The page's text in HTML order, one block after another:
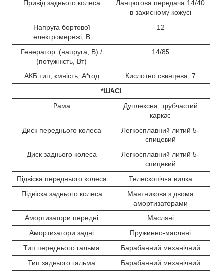
Привід заднього колеса
Ланцюгова передача 14/40
в захисному кожусі
Напруга бортової
електромережі, В
12
Генератор, (напруга, В) /
(потужність, Вт)
14/85
АКБ тип, ємність, А*год
Кислотно свинцева, 7
*ШАСІ
Рама
Дуплексна, трубчастий
каркас
Диск переднього колеса
Легкосплавний литий 5-
спицевий
Диск заднього колеса
Легкосплавний литий 5-
спицевий
Підвіска переднього колеса
Телескопічна вилка
Підвіска заднього колеса
Маятникова з двома
амортизаторами
Амортизатори передні
Масляні
Амортизатори задні
Пружинно-масляні
Тип переднього гальма
Барабанний механічний
Тип заднього гальма
Барабанний механічний